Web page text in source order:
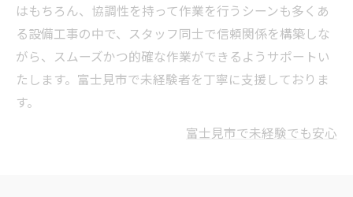
はもちろん、協調性を持って作業を行うシーンも多くあ
る設備工事の中で、スタッフ同士で信頼関係を構築しな
がら、スムーズかつ的確な作業ができるようサポートい
たします。富士見市で未経験者を丁寧に支援しておりま
す。
富士見市で未経験でも安心